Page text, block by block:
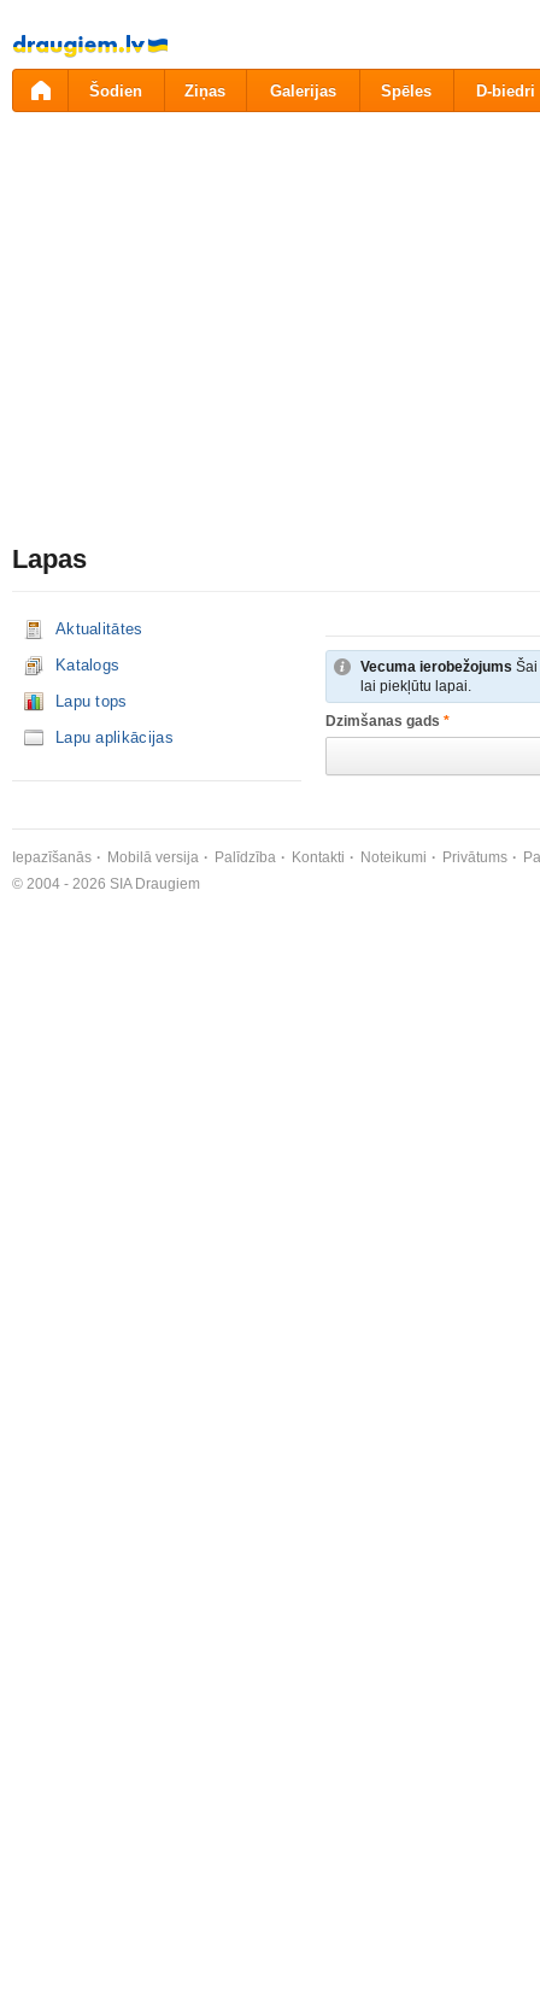
Pāriet
uz
saturu
Šodien Ziņas Galerijas Spēles D-biedri
Lapas
Aktualitātes
Katalogs
Lapu tops
Lapu aplikācijas
Vecuma ierobežojums Šai
lai piekļūtu lapai.
Dzimšanas gads *
Iepazīšanās Mobilā versija Palīdzība Kontakti Noteikumi Privātums
© 2004 - 2026 SIA Draugiem